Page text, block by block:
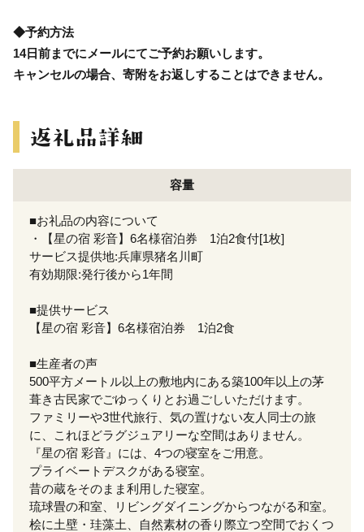
◆予約方法
14日前までにメールにてご予約お願いします。
キャンセルの場合、寄附をお返しすることはできません。
容量
■お礼品の内容について
・【星の宿 彩音】6名様宿泊券 1泊2食付[1枚]
サービス提供地:兵庫県猪名川町
有効期限:発行後から1年間
■提供サービス
【星の宿 彩音】6名様宿泊券 1泊2食
■生産者の声
500平方メートル以上の敷地内にある築100年以上の茅
葺き古民家でごゆっくりとお過ごしいただけます。
ファミリーや3世代旅行、気の置けない友人同士の旅
に、これほどラグジュアリーな空間はありません。
『星の宿 彩音』には、4つの寝室をご用意。
プライベートデスクがある寝室。
昔の蔵をそのまま利用した寝室。
琉球畳の和室、リビングダイニングからつながる和室。
桧に土壁・珪藻土、自然素材の香り際立つ空間でおくつ